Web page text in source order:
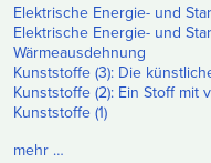
Elektrische Energie- und
Elektrische Energie- und
Wärmeausdehnung
Kunststoffe (3): Die
Kunststoffe (2): Ein Stoff mit
Kunststoffe (1)
mehr …